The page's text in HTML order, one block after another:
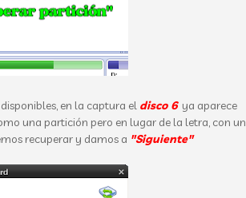
en la captura el disco 6ya aparece
una partición pero en lugar de la letra, con un
recuperar y damos a "Siguiente"